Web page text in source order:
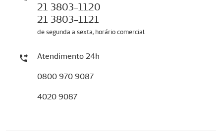
21 3803-1120
21 3803-1121
de segunda a sexta, horário comercial
Atendimento 24h
0800 970 9087
4020 9087